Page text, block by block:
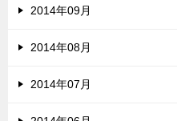
2014年09月
2014年08月
2014年07月